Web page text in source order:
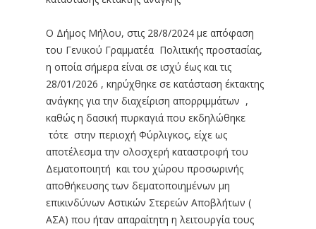
Ο Δήμος Μήλου, στις 28/8/2024 με απόφαση
του Γενικού Γραμματέα Πολιτικής προστασίας,
η οποία σήμερα είναι σε ισχύ έως και τις
28/01/2026 , κηρύχθηκε σε κατάσταση έκτακτης
ανάγκης για την διαχείριση απορριμμάτων ,
καθώς η δασική πυρκαγιά που εκδηλώθηκε
τότε στην περιοχή Φύρλιγκος, είχε ως
αποτέλεσμα την ολοσχερή καταστροφή του
Δεματοποιητή και του χώρου προσωρινής
αποθήκευσης των δεματοποιημένων μη
επικινδύνων Αστικών Στερεών Αποβλήτων (
ΑΣΑ) που ήταν απαραίτητη η λειτουργία τους